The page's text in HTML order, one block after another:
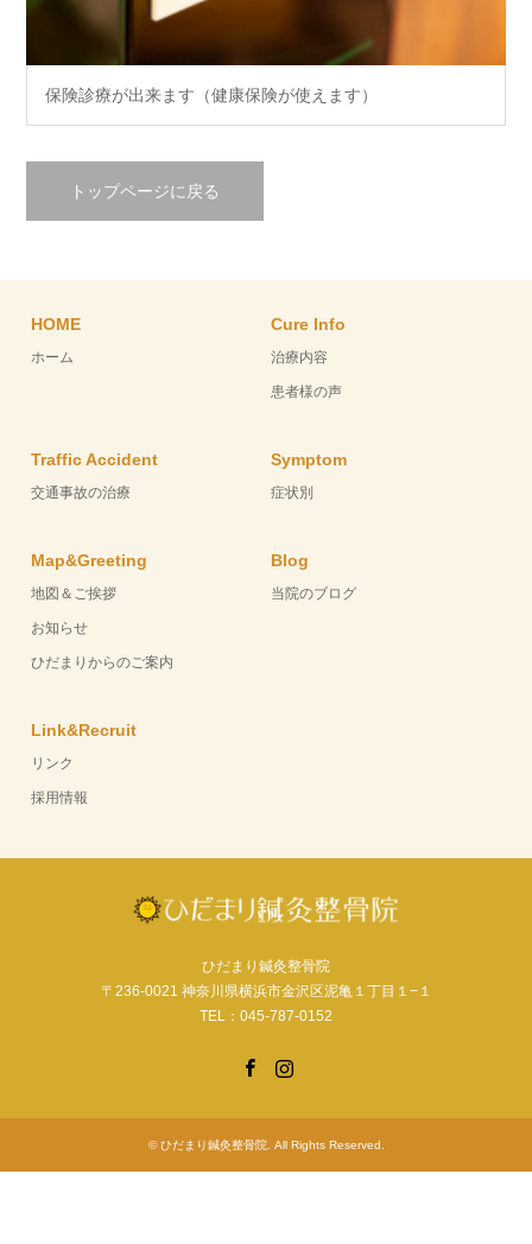
保険診療が出来ます（健康保険が使えます）
トップページに戻る
HOME
ホーム
Cure Info
治療内容
患者様の声
Traffic Accident
交通事故の治療
Symptom
症状別
Map&Greeting
地図＆ご挨拶
お知らせ
ひだまりからのご案内
Blog
当院のブログ
Link&Recruit
リンク
採用情報
ひだまり鍼灸整骨院
〒236-0021 神奈川県横浜市金沢区泥亀１丁目１−１
TEL：045-787-0152
©ひだまり鍼灸整骨院. All Rights Reserved.